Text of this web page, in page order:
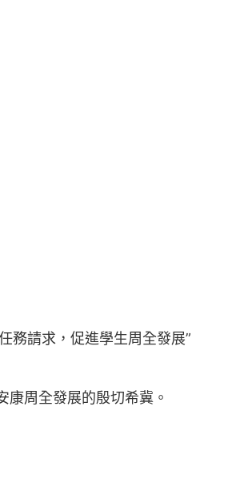
務請求，促進學生周全發展”
康周全發展的殷切希冀。